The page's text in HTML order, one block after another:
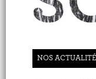
NOS